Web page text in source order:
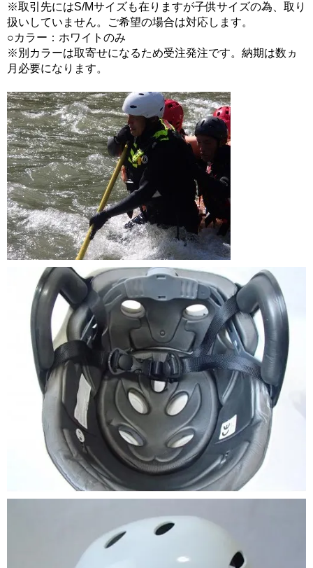
※取引先にはS/Mサイズも在りますが子供サイズの為、取り
扱いしていません。ご希望の場合は対応します。
○カラー：ホワイトのみ
※別カラーは取寄せになるため受注発注です。納期は数ヵ
月必要になります。